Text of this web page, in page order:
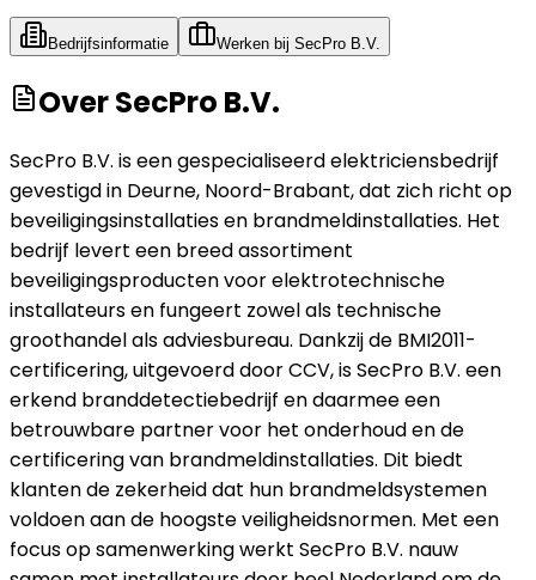
Bedrijfsinformatie Werken bij SecPro B.V.
OverSecPro B.V.
SecPro B.V. is een gespecialiseerd elektriciensbedrijf
gevestigd in Deurne, Noord-Brabant, dat zich richt op
beveiligingsinstallaties en brandmeldinstallaties. Het
bedrijf levert een breed assortiment
beveiligingsproducten voor elektrotechnische
installateurs en fungeert zowel als technische
groothandel als adviesbureau. Dankzij de BMI2011-
certificering, uitgevoerd door CCV, is SecPro B.V. een
erkend branddetectiebedrijf en daarmee een
betrouwbare partner voor het onderhoud en de
certificering van brandmeldinstallaties. Dit biedt
klanten de zekerheid dat hun brandmeldsystemen
voldoen aan de hoogste veiligheidsnormen. Met een
focus op samenwerking werkt SecPro B.V. nauw